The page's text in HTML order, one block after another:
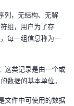
列，无结构、无解
组，用户为了存
每一组信息称为一
这类记录是由一个或
数据的基本单位。
文件中可使用的数据